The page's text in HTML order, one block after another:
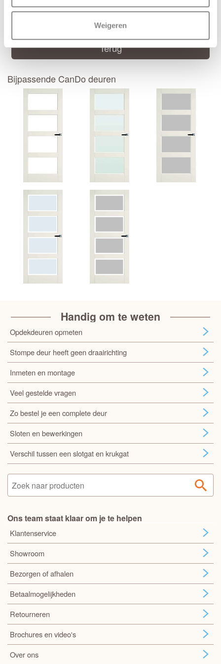
Weigeren
Deur samenstellen
Terug
Bijpassende CanDo deuren
Handig om te weten
Opdekdeuren opmeten
Stompe deur heeft geen draairichting
Inmeten en montage
Veel gestelde vragen
Zo bestel je een complete deur
Sloten en bewerkingen
Verschil tussen een slotgat en krukgat
Ons team staat klaar om je te helpen
Klantenservice
Showroom
Bezorgen of afhalen
Betaalmogelijkheden
Retourneren
Brochures en video's
Over ons